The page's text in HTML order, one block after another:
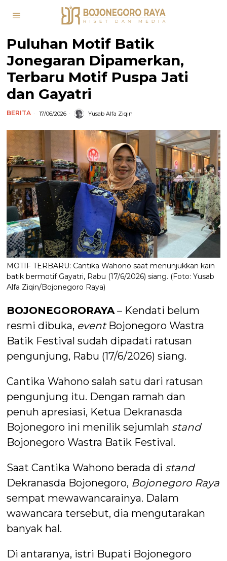
Puluhan Motif Batik
Jonegaran Dipamerkan,
Terbaru Motif Puspa Jati
dan Gayatri
BERITA 17/06/2026 Yusab Alfa Ziqin
MOTIF TERBARU: Cantika Wahono saat menunjukkan kain
batik bermotif Gayatri, Rabu (17/6/2026) siang. (Foto: Yusab
Alfa Ziqin/Bojonegoro Raya)
BOJONEGORORAYA– Kendati belum
resmi dibuka, event Bojonegoro Wastra
Batik Festival sudah dipadati ratusan
pengunjung, Rabu (17/6/2026) siang.
Cantika Wahono salah satu dari ratusan
pengunjung itu. Dengan ramah dan
penuh apresiasi, Ketua Dekranasda
Bojonegoro ini menilik sejumlah stand
Bojonegoro Wastra Batik Festival.
Saat Cantika Wahono berada di stand
Dekranasda Bojonegoro, Bojonegoro Raya
sempat mewawancarainya. Dalam
wawancara tersebut, dia mengutarakan
banyak hal.
Di antaranya, istri Bupati Bojonegoro